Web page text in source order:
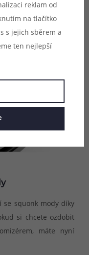
squonk mody díky
si chcete ozdobit
máte nyní
reklam od
na tlačítko
s jejich sběrem a
ten nejlepší